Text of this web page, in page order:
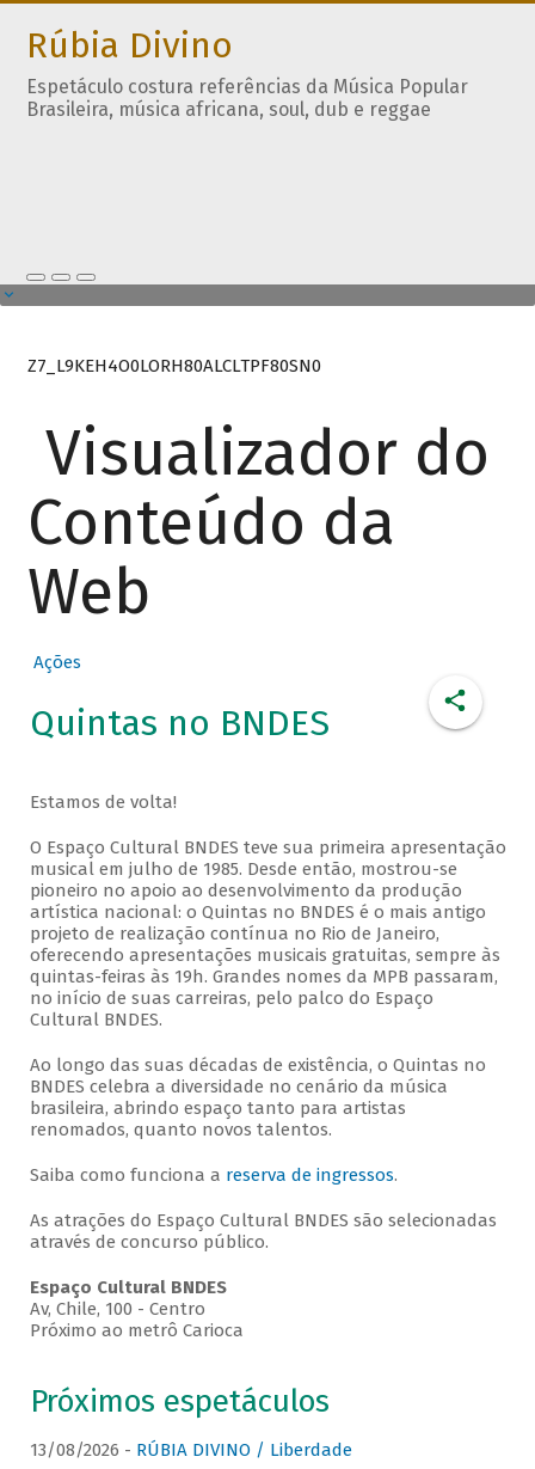
Rúbia Divino
Espetáculo costura referências da Música Popular
Brasileira, música africana, soul, dub e reggae
Z7_L9KEH4O0LORH80ALCLTPF80SN0
Visualizador do
Conteúdo da
Web
Ações
Quintas no BNDES
Estamos de volta!
O Espaço Cultural BNDES teve sua primeira apresentação
musical em julho de 1985. Desde então, mostrou-se
pioneiro no apoio ao desenvolvimento da produção
artística nacional: o Quintas no BNDES é o mais antigo
projeto de realização contínua no Rio de Janeiro,
oferecendo apresentações musicais gratuitas, sempre às
quintas-feiras às 19h. Grandes nomes da MPB passaram,
no início de suas carreiras, pelo palco do Espaço
Cultural BNDES.
Ao longo das suas décadas de existência, o Quintas no
BNDES celebra a diversidade no cenário da música
brasileira, abrindo espaço tanto para artistas
renomados, quanto novos talentos.
Saiba como funciona a reserva de ingressos.
As atrações do Espaço Cultural BNDES são selecionadas
através de concurso público.
Espaço Cultural BNDES
Av, Chile, 100 - Centro
Próximo ao metrô Carioca
Próximos espetáculos
13/08/2026 - RÚBIA DIVINO / Liberdade